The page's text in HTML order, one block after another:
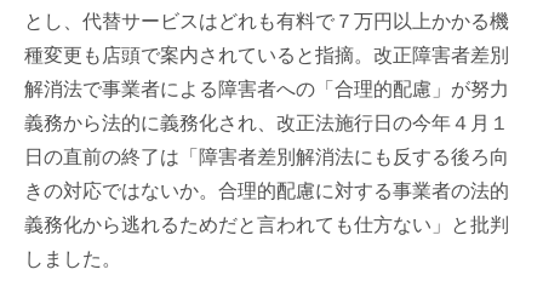
とし、代替サービスはどれも有料で７万円以上かかる機
種変更も店頭で案内されていると指摘。改正障害者差別
解消法で事業者による障害者への「合理的配慮」が努力
義務から法的に義務化され、改正法施行日の今年４月１
日の直前の終了は「障害者差別解消法にも反する後ろ向
きの対応ではないか。合理的配慮に対する事業者の法的
義務化から逃れるためだと言われても仕方ない」と批判
しました。